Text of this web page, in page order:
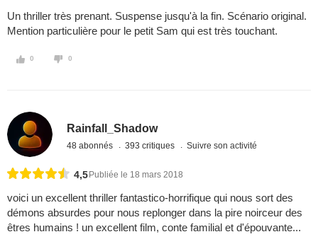
Un thriller très prenant. Suspense jusqu'à la fin. Scénario original.
Mention particulière pour le petit Sam qui est très touchant.
0 0
Rainfall_Shadow
48 abonnés 393 critiques Suivre son activité
4,5 Publiée le 18 mars 2018
voici un excellent thriller fantastico-horrifique qui nous sort des
démons absurdes pour nous replonger dans la pire noirceur des
êtres humains ! un excellent film, conte familial et d'épouvante...